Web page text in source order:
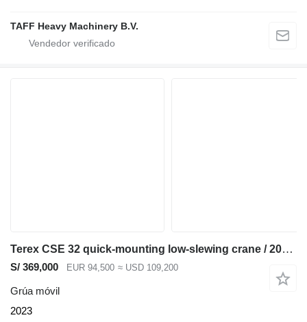
TAFF Heavy Machinery B.V.
Terex CSE 32 quick-mounting low-slewing crane / 2023 / Remote control
S/ 369,000 EUR 94,500 ≈ USD 109,200
Grúa móvil
2023